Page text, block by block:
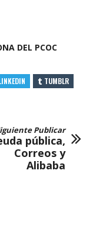
DEL PCOC
TUMBLR
Publicar
pública,
Correos y
Alibaba